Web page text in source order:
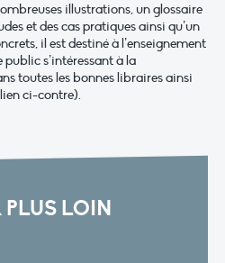
illustrations, un glossaire
et des cas pratiques ainsi qu’un
il est destiné à l’enseignement
s’intéressant à la
toutes les bonnes libraires ainsi
ci-contre).
PLUS LOIN